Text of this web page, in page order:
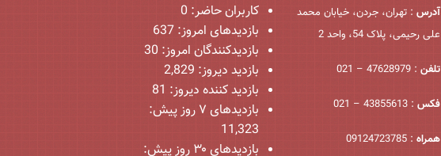
آدرس : تهران، جردن، خیابان محمد
علی رحیمی، پلاک 54، واحد 2
تلفن : 47628979 – 021
فکس : 43855613 – 021
همراه : 09124723785
کاربران حاضر: 0
بازدیدهای امروز: 637
بازدیدکنندگان امروز: 30
بازدید دیروز: 2,829
بازدید کننده دیروز: 81
بازدیدهای ۷ روز پیش:
11,323
بازدیدهای ۳۰ روز پیش: